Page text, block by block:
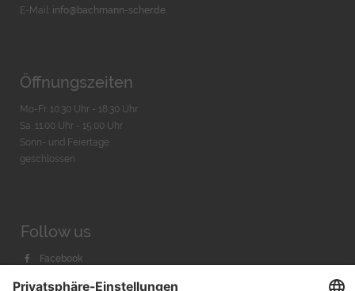
E-Mail: info@bachmann-scher.de
Öffnungszeiten
Mo-Fr. 10:30 Uhr - 18:30 Uhr
Sa. 11:00 Uhr - 15.00 Uhr
Sonn- und Feiertage
geschlossen
Follow us
Facebook